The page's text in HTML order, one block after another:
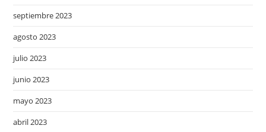
septiembre 2023
agosto 2023
julio 2023
junio 2023
mayo 2023
abril 2023